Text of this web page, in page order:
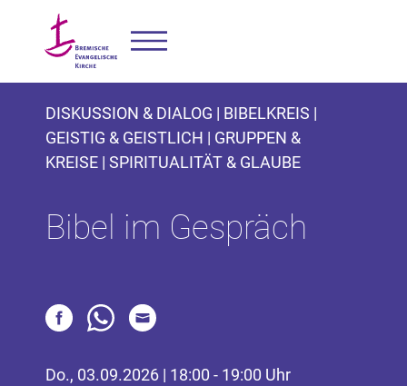
DISKUSSION & DIALOG | BIBELKREIS |
GEISTIG & GEISTLICH | GRUPPEN &
KREISE | SPIRITUALITÄT & GLAUBE
Bibel im Gespräch
Do., 03.09.2026 | 18:00 - 19:00 Uhr